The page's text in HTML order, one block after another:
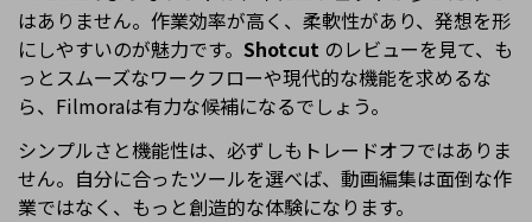
はありません。作業効率が高く、柔軟性があり、発想を形
にしやすいのが魅力です。 Shotcut のレビューを見て、も
っとスムーズなワークフローや現代的な機能を求めるな
ら、Filmoraは有力な候補になるでしょう。
シンプルさと機能性は、必ずしもトレードオフではありま
せん。自分に合ったツールを選べば、動画編集は面倒な作
業ではなく、もっと創造的な体験になります。